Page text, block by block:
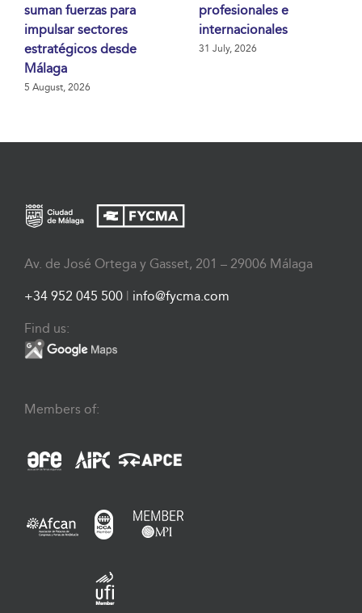
suman fuerzas para
impulsar sectores
estratégicos desde
Málaga
5 August, 2026
profesionales e
internacionales
31 July, 2026
Av. de José Ortega y Gasset, 201 – 29006 Málaga
+34 952 045 500 | info@fycma.com
Find us:
Members of: